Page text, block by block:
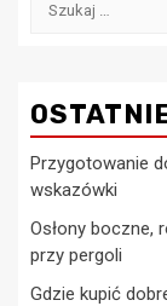
Przygotowanie
wskazówki
Osłony boczne,
przy pergoli
Gdzie kupić